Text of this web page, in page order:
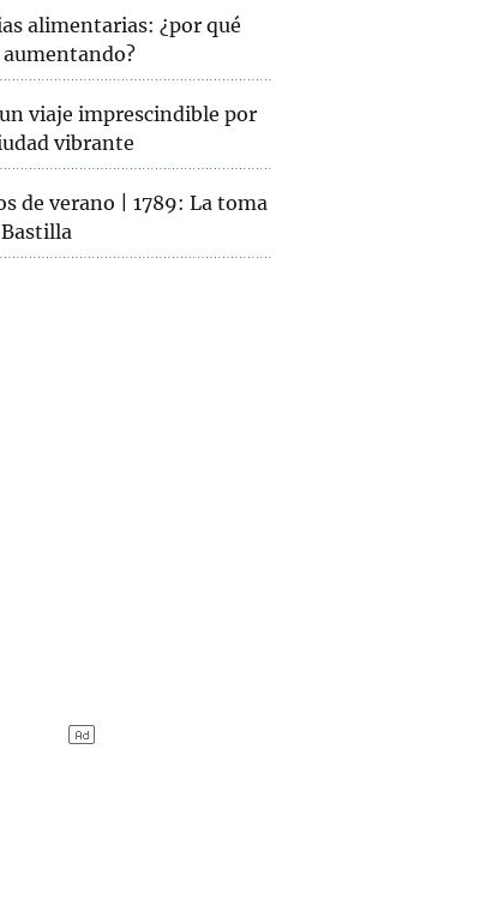
alimentarias: ¿por qué
viaje imprescindible por
vibrante
de verano | 1789: La toma